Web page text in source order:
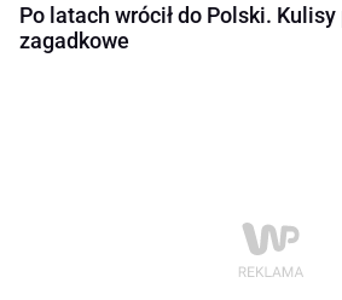
Po latach wrócił do Polski.
zagadkowe